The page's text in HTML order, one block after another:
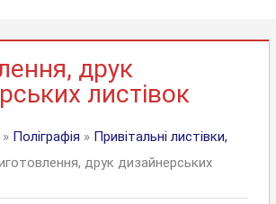
друк
листівок
» Поліграфія » Привітальні листівки,
друк дизайнерських